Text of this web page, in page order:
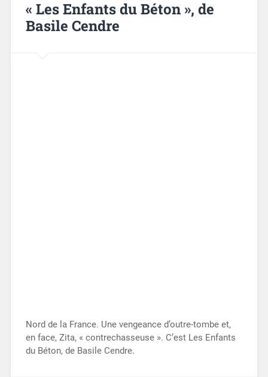
« Les Enfants du Béton », de
Basile Cendre
Nord de la France. Une vengeance d’outre-tombe et,
en face, Zita, « contrechasseuse ». C’est Les Enfants
du Béton, de Basile Cendre.